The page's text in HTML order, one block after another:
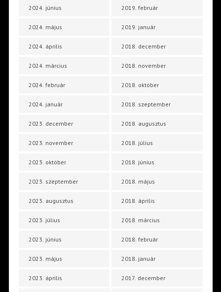
2024. június
2024. május
2024. április
2024. március
2024. február
2024. január
2023. december
2023. november
2023. október
2023. szeptember
2023. augusztus
2023. július
2023. június
2023. május
2023. április
2019. február
2019. január
2018. december
2018. november
2018. október
2018. szeptember
2018. augusztus
2018. július
2018. június
2018. május
2018. április
2018. március
2018. február
2018. január
2017. december